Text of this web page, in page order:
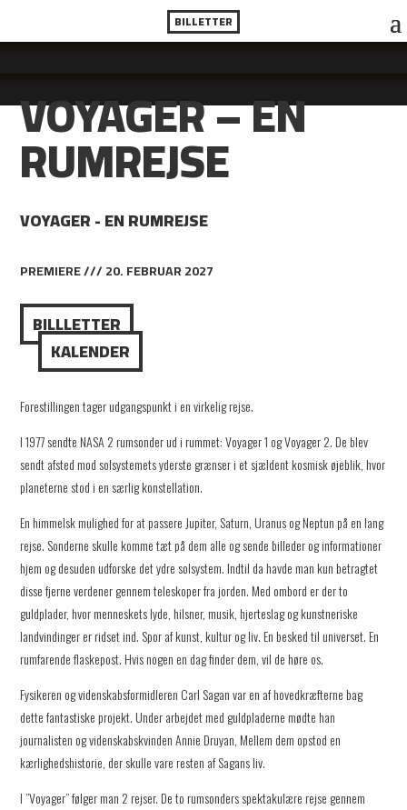
BILLETTER
VOYAGER – EN
RUMREJSE
VOYAGER - EN RUMREJSE
PREMIERE /// 20. FEBRUAR 2027
BILLLETTER
KALENDER
Forestillingen tager udgangspunkt i en virkelig rejse.
I 1977 sendte NASA 2 rumsonder ud i rummet: Voyager 1 og Voyager 2. De blev
sendt afsted mod solsystemets yderste grænser i et sjældent kosmisk øjeblik, hvor
planeterne stod i en særlig konstellation.
En himmelsk mulighed for at passere Jupiter, Saturn, Uranus og Neptun på en lang
rejse. Sonderne skulle komme tæt på dem alle og sende billeder og informationer
hjem og desuden udforske det ydre solsystem. Indtil da havde man kun betragtet
disse fjerne verdener gennem teleskoper fra jorden. Med ombord er der to
guldplader, hvor menneskets lyde, hilsner, musik, hjerteslag og kunstneriske
landvindinger er ridset ind. Spor af kunst, kultur og liv. En besked til universet. En
rumfarende flaskepost. Hvis nogen en dag finder dem, vil de høre os.
Fysikeren og videnskabsformidleren Carl Sagan var en af hovedkræfterne bag
dette fantastiske projekt. Under arbejdet med guldpladerne mødte han
journalisten og videnskabskvinden Annie Druyan, Mellem dem opstod en
kærlighedshistorie, der skulle vare resten af Sagans liv.
I ”Voyager” følger man 2 rejser. De to rumsonders spektakulære rejse gennem